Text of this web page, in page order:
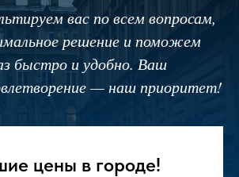
вас по всем вопросам,
решение и поможем
быстро и удобно. Ваш
— наш приоритет!
цены в городе!